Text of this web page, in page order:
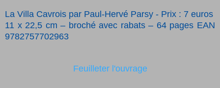
La Villa Cavrois par Paul-Hervé Parsy - Prix : 7 euros
11 x 22,5 cm – broché avec rabats – 64 pages EAN
9782757702963
Feuilleter l'ouvrage